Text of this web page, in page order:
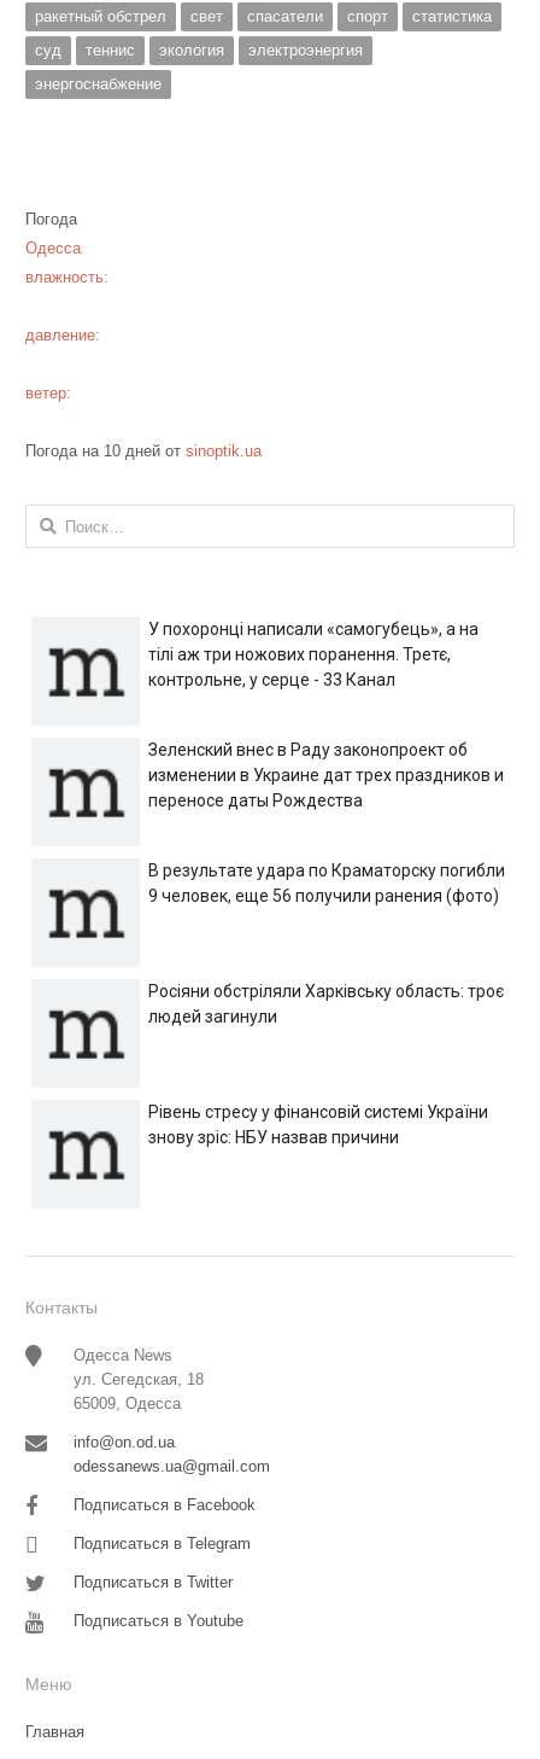
ракетный обстрел
свет спасатели спорт
статистика
суд
теннис экология
электроэнергия
энергоснабжение
Погода
Одесса
влажность:
давление:
ветер:
Погода на 10 дней от sinoptik.ua
Найти:
У похоронці написали «самогубець», а на
тілі аж три ножових поранення. Третє,
контрольне, у серце - 33 Канал
Зеленский внес в Раду законопроект об
изменении в Украине дат трех праздников и
переносе даты Рождества
В результате удара по Краматорску погибли
9 человек, еще 56 получили ранения (фото)
Росіяни обстріляли Харківську область: троє
людей загинули
Рівень стресу у фінансовій системі України
знову зріс: НБУ назвав причини
Контакты
Одесса News
ул. Сегедская, 18
65009, Одесса
info@on.od.ua
odessanews.ua@gmail.com
Подписаться в Facebook
Подписаться в Telegram
Подписаться в Twitter
Подписаться в Youtube
Меню
Главная